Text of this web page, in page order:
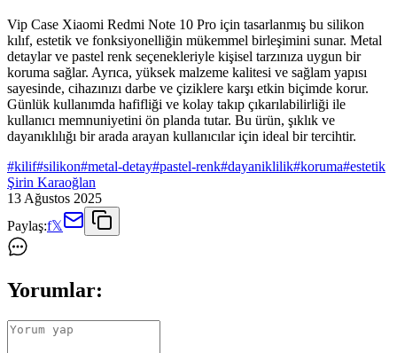
Vip Case Xiaomi Redmi Note 10 Pro için tasarlanmış bu silikon
kılıf, estetik ve fonksiyonelliğin mükemmel birleşimini sunar. Metal
detaylar ve pastel renk seçenekleriyle kişisel tarzınıza uygun bir
koruma sağlar. Ayrıca, yüksek malzeme kalitesi ve sağlam yapısı
sayesinde, cihazınızı darbe ve çiziklere karşı etkin biçimde korur.
Günlük kullanımda hafifliği ve kolay takıp çıkarılabilirliği ile
kullanıcı memnuniyetini ön planda tutar. Bu ürün, şıklık ve
dayanıklılığı bir arada arayan kullanıcılar için ideal bir tercihtir.
#kilif#silikon#metal-detay#pastel-renk#dayaniklilik#koruma#estetik
Şirin Karaoğlan
13 Ağustos 2025
Paylaş:f𝕏
Yorumlar: